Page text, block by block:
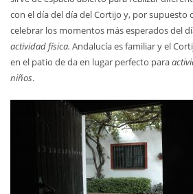
con el día del día del Cortijo y, por
celebrar los momentos más esperados del
actividad física. Andalucía es familiar y el
en el patio de da en lugar perfecto para
niños.